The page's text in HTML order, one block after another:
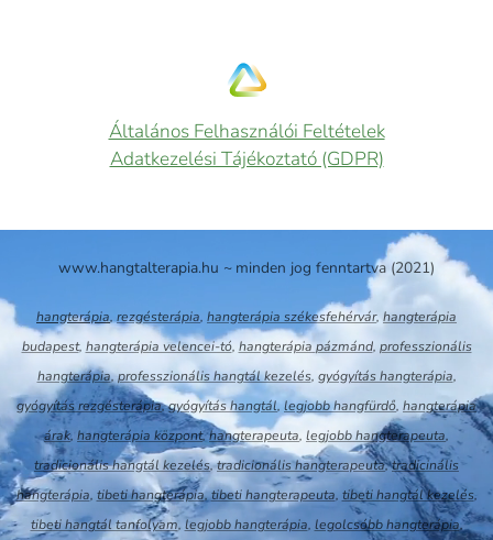
Általános Felhasználói Feltételek
Adatkezelési Tájékoztató (GDPR)
www.hangtalterapia.hu ~ minden jog fenntartva (2021)
hangterápia, rezgésterápia, hangterápia székesfehérvár, hangterápia
budapest, hangterápia velencei-tó, hangterápiapázmánd, professzionális
hangterápia,professzionális hangtál kezelés, gyógyítás hangterápia,
gyógyítás rezgésterápia,gyógyítás hangtál, legjobb hangfürdő, hangterápia
árak, hangterápia központ,hangterapeuta, legjobb hangterapeuta,
tradicionális hangtál kezelés,tradicionális hangterapeuta,tradicinális
hangterápia, tibeti hangterápia,tibeti hangterapeuta, tibeti hangtál kezelés,
tibeti hangtál tanfolyam, legjobb hangterápia, legolcsóbb hangterápia,